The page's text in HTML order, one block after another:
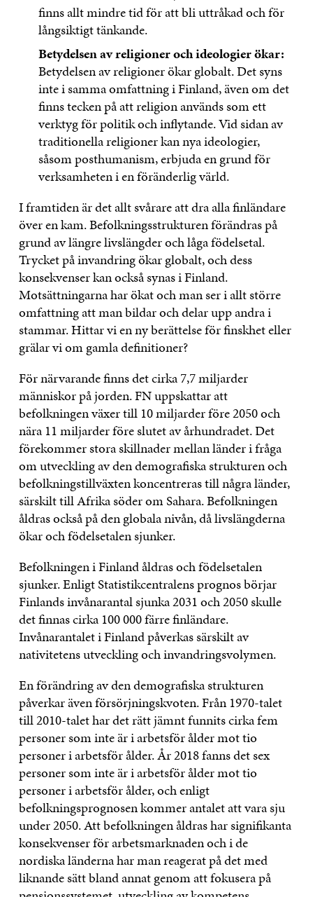
finns allt mindre tid för att bli uttråkad och för
långsiktigt tänkande.
Betydelsen av religioner och ideologier ökar:
Betydelsen av religioner ökar globalt. Det syns
inte i samma omfattning i Finland, även om det
finns tecken på att religion används som ett
verktyg för politik och inflytande. Vid sidan av
traditionella religioner kan nya ideologier,
såsom posthumanism, erbjuda en grund för
verksamheten i en föränderlig värld.
I framtiden är det allt svårare att dra alla finländare
över en kam. Befolkningsstrukturen förändras på
grund av längre livslängder och låga födelsetal.
Trycket på invandring ökar globalt, och dess
konsekvenser kan också synas i Finland.
Motsättningarna har ökat och man ser i allt större
omfattning att man bildar och delar upp andra i
stammar. Hittar vi en ny berättelse för finskhet eller
grälar vi om gamla definitioner?
För närvarande finns det cirka 7,7 miljarder
människor på jorden. FN uppskattar att
befolkningen växer till 10 miljarder före 2050 och
nära 11 miljarder före slutet av århundradet. Det
förekommer stora skillnader mellan länder i fråga
om utveckling av den demografiska strukturen och
befolkningstillväxten koncentreras till några länder,
särskilt till Afrika söder om Sahara. Befolkningen
åldras också på den globala nivån, då livslängderna
ökar och födelsetalen sjunker.
Befolkningen i Finland åldras och födelsetalen
sjunker. Enligt Statistikcentralens prognos börjar
Finlands invånarantal sjunka 2031 och 2050 skulle
det finnas cirka 100 000 färre finländare.
Invånarantalet i Finland påverkas särskilt av
nativitetens utveckling och invandringsvolymen.
En förändring av den demografiska strukturen
påverkar även försörjningskvoten. Från 1970-talet
till 2010-talet har det rätt jämnt funnits cirka fem
personer som inte är i arbetsför ålder mot tio
personer i arbetsför ålder. År 2018 fanns det sex
personer som inte är i arbetsför ålder mot tio
personer i arbetsför ålder, och enligt
befolkningsprognosen kommer antalet att vara sju
under 2050. Att befolkningen åldras har signifikanta
konsekvenser för arbetsmarknaden och i de
nordiska länderna har man reagerat på det med
liknande sätt bland annat genom att fokusera på